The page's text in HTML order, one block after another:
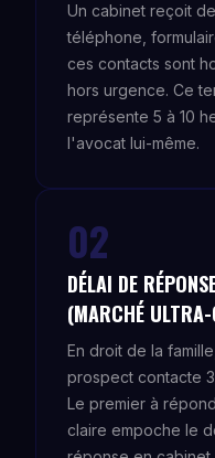
Un cabinet reçoit
téléphone,
ces contacts sont
hors urgence. Ce
représente 5 à 10
l'avocat lui-même.
02
DÉLAI DE
(MARCHÉ
En droit de la
prospect contacte
Le premier à
claire empoche le